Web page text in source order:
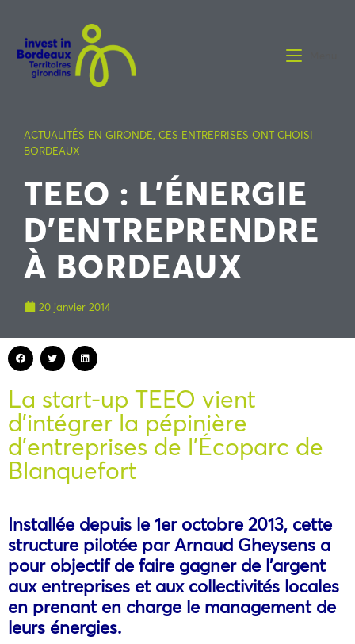
ACTUALITÉS EN GIRONDE, CES ENTREPRISES ONT CHOISI
BORDEAUX
TEEO : L’ÉNERGIE
D’ENTREPRENDRE
À BORDEAUX
20 janvier 2014
La start-up TEEO vient
d’intégrer la pépinière
d’entreprises de l’Écoparc de
Blanquefort
Installée depuis le 1er octobre 2013, cette
structure pilotée par Arnaud Gheysens a
pour objectif de faire gagner de l’argent
aux entreprises et aux collectivités locales
en prenant en charge le management de
leurs énergies.